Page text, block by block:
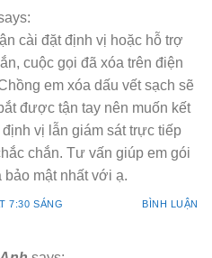
cài đặt định vị hoặc hỗ trợ
cuộc gọi đã xóa trên điện
em xóa dấu vết sạch sẽ
được tận tay nên muốn kết
vị lẫn giám sát trực tiếp
chắn. Tư vấn giúp em gói
bảo mật nhất với ạ.
7:30 SÁNG BÌNH LUẬN